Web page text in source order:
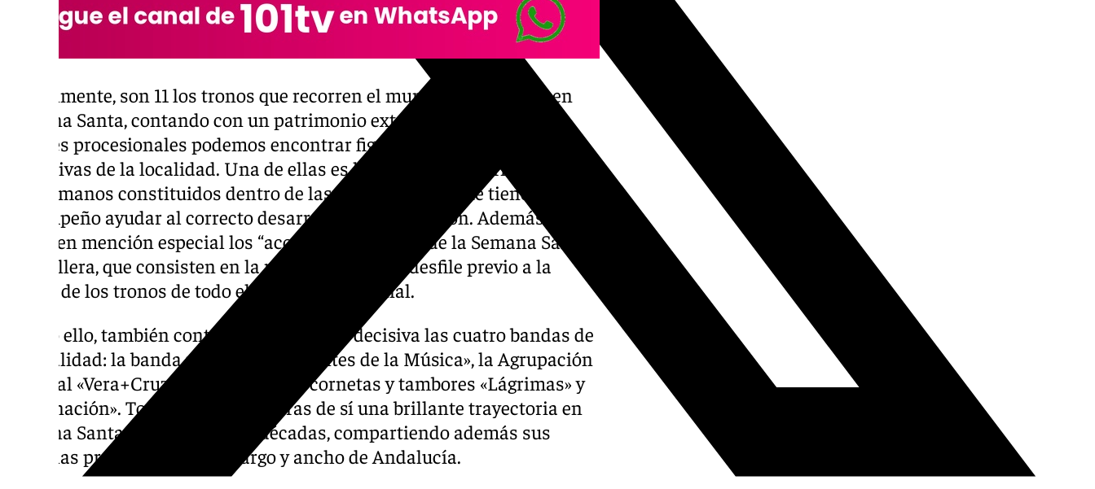
Actualmente, son 11 los tronos que recorren el municipio cada año en
Semana Santa, contando con un patrimonio extraordinario y en sus
desfiles procesionales podemos encontrar figuras originarias y
exclusivas de la localidad. Una de ellas es la de los Consiliarios, grupos
de hermanos constituidos dentro de las hermandades que tienen como
desempeño ayudar al correcto desarrollo de la procesión. Además,
merecen mención especial los “acompañamientos” de la Semana Santa
campillera, que consisten en la realización de un desfile previo a la
salida de los tronos de todo el cortejo procesional.
A todo ello, también contribuyen de forma decisiva las cuatro bandas de
la localidad: la banda municipal «Amantes de la Música», la Agrupación
Musical «Vera+Cruz» y las bandas de cornetas y tambores «Lágrimas» y
«Coronación». Todas ellas tienen tras de sí una brillante trayectoria en
Semana Santa forjada durante décadas, compartiendo además sus
marchas procesionales a lo largo y ancho de Andalucía.